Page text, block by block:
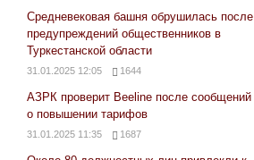
Средневековая башня обрушилась после
предупреждений общественников в
Туркестанской области
31.01.2025 12:05 1644
АЗРК проверит Beeline после сообщений
о повышении тарифов
31.01.2025 11:35 1687